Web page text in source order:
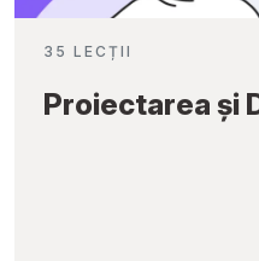
35 LECȚII
Proiectarea și